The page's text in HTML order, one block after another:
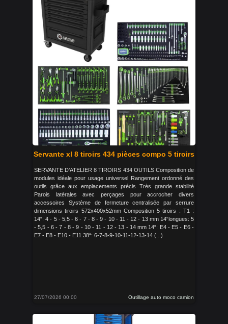
Servante xl 8 tiroirs 434 pièces compo 5 tiroirs
SERVANTE D’ATELIER 8 TIROIRS 434 OUTILS Composition de
modules idéale pour usage universel Rangement ordonné des
outils grâce aux emplacements précis Très grande stabilité
Parois latérales avec perçages pour accrocher divers
accessoires Système de fermeture centralisée par serrure
dimensions tiroirs 572x400x52mm Composition 5 tiroirs : T1 :
14“: 4 - 5 - 5,5 - 6 - 7 - 8 - 9 - 10 - 11 - 12 - 13 mm 14“longues: 5
- 5,5 - 6 - 7 - 8 - 9 - 10 - 11 - 12 - 13 - 14 mm 14“: E4 - E5 - E6 -
E7 - E8 - E10 - E11 38“: 6-7-8-9-10-11-12-13-14 (...)
27/07/2026 00:00 Outillage auto moco camion